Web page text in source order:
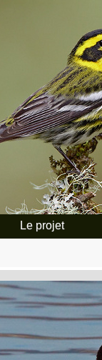
Le projet